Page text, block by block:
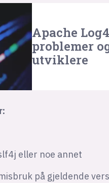
Apache
problemer
utviklere
eller noe annet
på gjeldende